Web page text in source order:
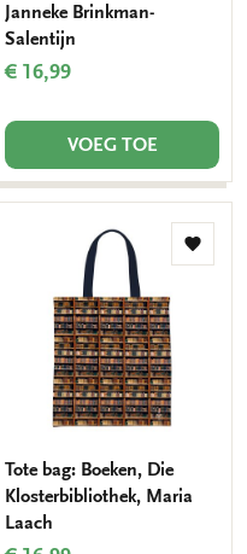
Janneke Brinkman-
Salentijn
€ 16,99
VOEG TOE
Tote bag: Boeken, Die
Klosterbibliothek, Maria
Laach